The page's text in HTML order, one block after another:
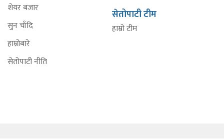
शेयर बजार
सुन चाँदि
हाम्रोबारे
सेतोपाटी नीति
सेतोपाटी टीम
हाम्रो टीम